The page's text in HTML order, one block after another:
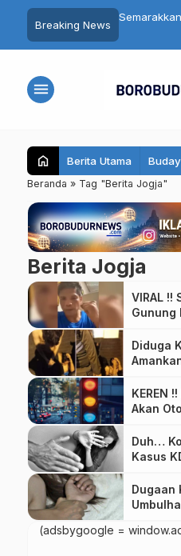
Breaking News
Dikukuhkan,
di Pemilu 2029
Sedot
menu
home Berita Utama
Beranda » Tag "Berita Jogja"
Berita Jogja
VIRAL !!
Gunung
Diduga
KEREN
Akan
Duh…
Kasus
Dugaan
(adsbygoogle =